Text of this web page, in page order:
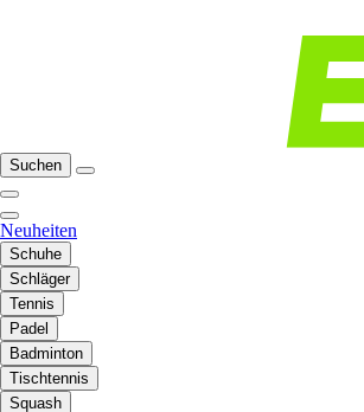
Suchen
Neuheiten
Schuhe
Schläger
Tennis
Padel
Badminton
Tischtennis
Squash